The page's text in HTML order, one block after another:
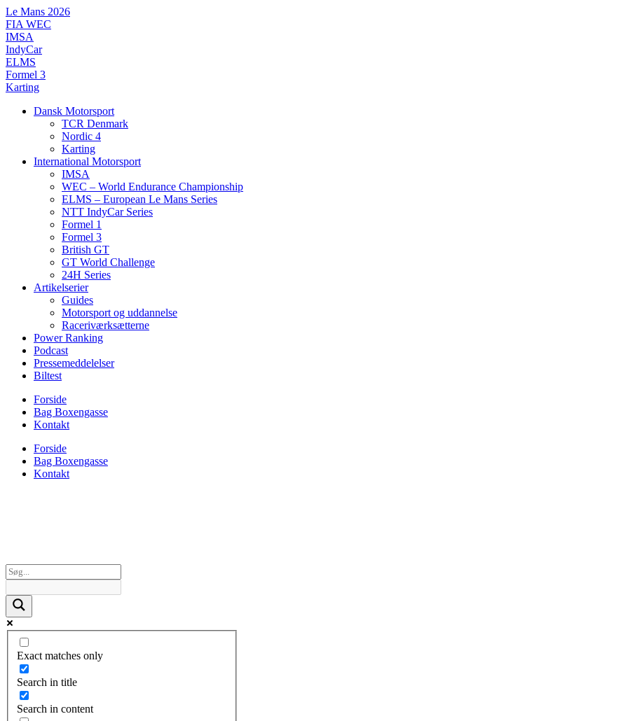
Videre
til
indhold
Le Mans 2026
FIA WEC
IMSA
IndyCar
ELMS
Formel 3
Karting
Dansk Motorsport
TCR Denmark
Nordic 4
Karting
International Motorsport
IMSA
WEC – World Endurance Championship
ELMS – European Le Mans Series
NTT IndyCar Series
Formel 1
Formel 3
British GT
GT World Challenge
24H Series
Artikelserier
Guides
Motorsport og uddannelse
Raceriværksætterne
Power Ranking
Podcast
Pressemeddelelser
Biltest
Forside
Bag Boxengasse
Kontakt
Forside
Bag Boxengasse
Kontakt
Exact matches only
Search in title
Search in content